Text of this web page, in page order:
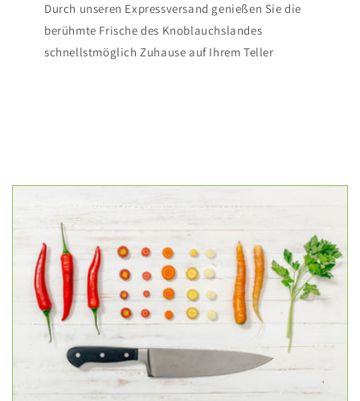
Durch unseren Expressversand genießen Sie die
berühmte Frische des Knoblauchslandes
schnellstmöglich Zuhause auf Ihrem Teller